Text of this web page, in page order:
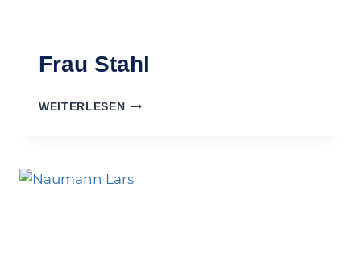
Frau Stahl
WEITERLESENFRAU